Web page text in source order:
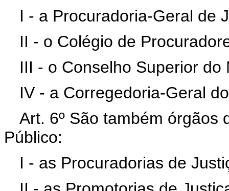
I - a Procuradoria-Geral de
II - o Colégio de
III - o Conselho Superior do
IV - a Corregedoria-Geral
Art. 6º São também órgãos
Público:
I - as Procuradorias de